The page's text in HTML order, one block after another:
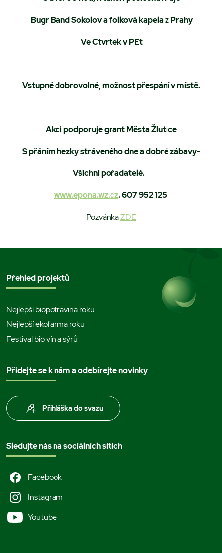
Bugr Band Sokolova folková kapela z Prahy
Ve Ctvrtekv PEt
Vstupné dobrovolné, možnost přespání v místě.
Akci podporuje grant Města Žlutice
S přáním hezky stráveného dne a dobré zábavy-
Všichni pořadatelé.
www.epona.wz.cz. 607 952 125
PozvánkaZDE
Přehled projektů
Nejlepší biopotravina roku
Nejlepší ekofarma roku
Festival bio vín a sýrů
Přidejte se k nám a odebírejte novinky
Přihláška do svazu
Sledujte nás na sociálních sítích
Facebook
Instagram
Youtube